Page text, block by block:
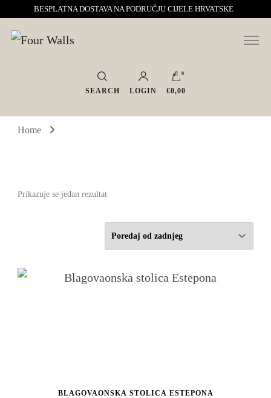
BESPLATNA DOSTAVA NA PODRUČJU CIJELE HRVATSKE
Four Walls
Sve za interijer po Vašoj mjeri. Salon namještaja, dekoracije i rasvjete.
Interijeri s karakterom
SEARCH LOGIN
0
€0,00
Home
Prikazuje se jedan rezultat
BLAGOVAONSKA STOLICA ESTEPONA